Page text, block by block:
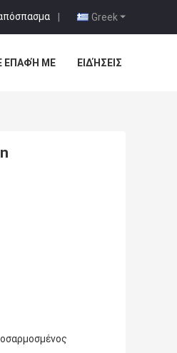
Greek
|
ΕΠΑΦΉ ΜΕ ΕΙΔΉΣΕΙΣ